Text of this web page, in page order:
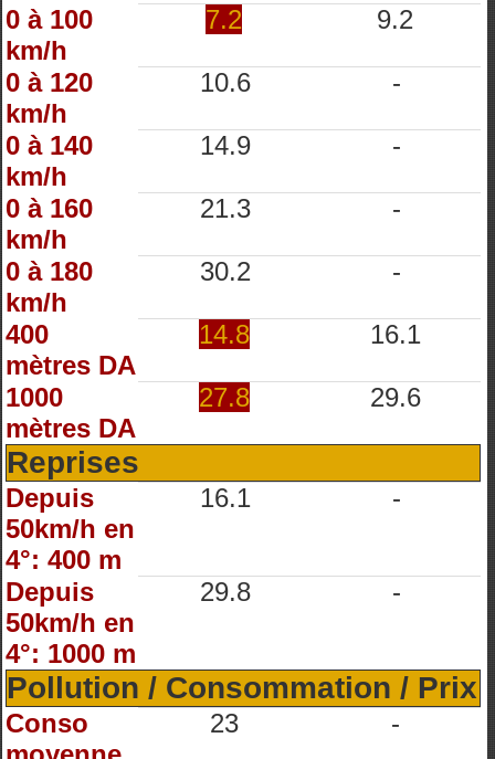
0 à 100
km/h
7.2 9.2
0 à 120
km/h
10.6 -
0 à 140
km/h
14.9 -
0 à 160
km/h
21.3 -
0 à 180
km/h
30.2 -
400
mètres DA
14.8 16.1
1000
mètres DA
27.8 29.6
Reprises
Depuis
50km/h en
4°: 400 m
16.1 -
Depuis
50km/h en
4°: 1000 m
29.8 -
Pollution / Consommation / Prix
Conso
23 -